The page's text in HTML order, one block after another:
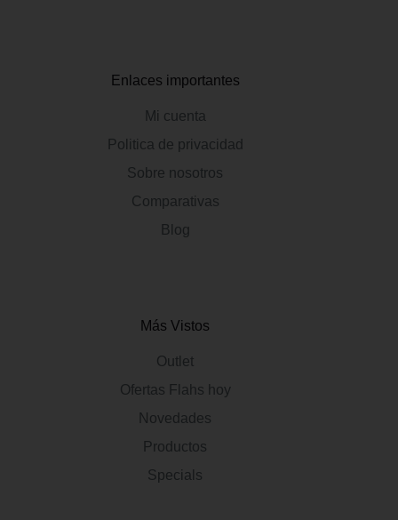
Enlaces importantes
Mi cuenta
Politica de privacidad
Sobre nosotros
Comparativas
Blog
Más Vistos
Outlet
Ofertas Flahs hoy
Novedades
Productos
Specials